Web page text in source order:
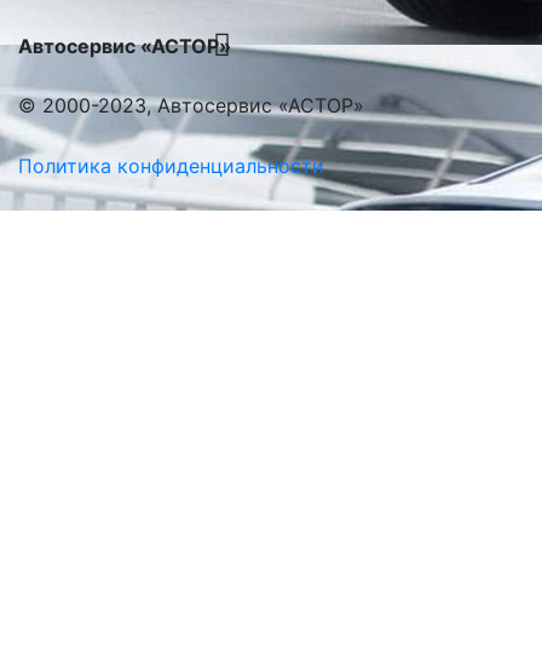
Автосервис «АСТОР»
© 2000-2023, Автосервис «АСТОР»
Политика конфиденциальности